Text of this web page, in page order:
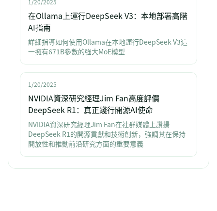
1/20/2025
在Ollama上運行DeepSeek V3：本地部署高階
AI指南
詳細指導如何使用Ollama在本地運行DeepSeek V3這
一擁有671B參數的強大MoE模型
1/20/2025
NVIDIA資深研究經理Jim Fan高度評價
DeepSeek R1：真正踐行開源AI使命
NVIDIA資深研究經理Jim Fan在社群媒體上讚揚
DeepSeek R1的開源貢獻和技術創新，強調其在保持
開放性和推動前沿研究方面的重要意義